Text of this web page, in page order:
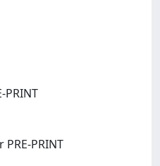
PRINT
PRINT